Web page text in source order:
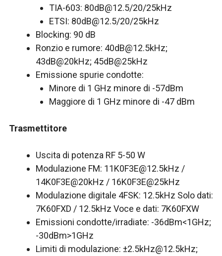
TIA-603: 80dB@12.5/20/25kHz
ETSI: 80dB@12.5/20/25kHz
Blocking: 90 dB
Ronzio e rumore: 40dB@12.5kHz;
43dB@20kHz; 45dB@25kHz
Emissione spurie condotte:
Minore di 1 GHz minore di -57dBm
Maggiore di 1 GHz minore di -47 dBm
Trasmettitore
Uscita di potenza RF 5-50 W
Modulazione FM: 11K0F3E@12.5kHz /
14K0F3E@20kHz / 16K0F3E@25kHz
Modulazione digitale 4FSK: 12.5kHz Solo dati:
7K60FXD / 12.5kHz Voce e dati: 7K60FXW
Emissioni condotte/irradiate: -36dBm<1GHz;
-30dBm>1GHz
Limiti di modulazione: ±2.5kHz@12.5kHz;